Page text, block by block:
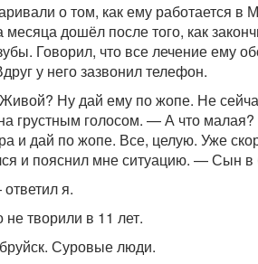
о том, как ему работается в
месяца дошёл после того, как
Говорил, что все лечение ему
у него зазвонил телефон.
Ну дай ему по жопе. Не
грустным голосом. — А что малая?
и дай по жопе. Все, целую. Уже
и пояснил мне ситуацию. — Сын в
я.
творили в 11 лет.
Суровые люди.